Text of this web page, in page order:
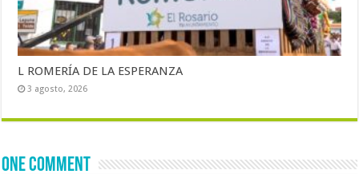
L ROMERÍA DE LA ESPERANZA
3 agosto, 2026
One comment